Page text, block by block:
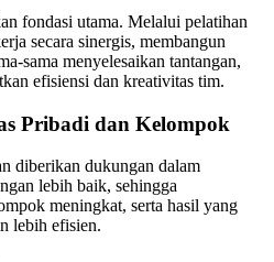
fondasi utama. Melalui pelatihan
secara sinergis, membangun
sama menyelesaikan tantangan,
efisiensi dan kreativitas tim.
Pribadi dan Kelompok
diberikan dukungan dalam
lebih baik, sehingga
meningkat, serta hasil yang
lebih efisien.